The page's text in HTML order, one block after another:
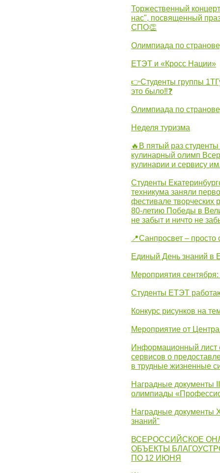
Торжественный
нас", посвященный
СПО👏
Олимпиада по
ЕТЭТ и «Кросс Нации»
👉Студенты группы
это было‼❓
Олимпиада по
Неделя туризма
🔥В пятый раз
кулинарный олимп
кулинарии и сервису
Студенты
техникума заняли
фестивале
80-летию Победы в
не забыт и ничто не
📍Санпросвет –
Единый День знаний в
Мероприятия
Студенты ЕТЭТ
Конкурс рисунков на
Мероприятие от
Информационный лист
сервисов о
в трудные жизненные
Наградные документы
олимпиады
Наградные документы
знаний"
ВСЕРОССИЙСКОЕ
ОБЪЕКТЫ
ПО 12 ИЮНЯ